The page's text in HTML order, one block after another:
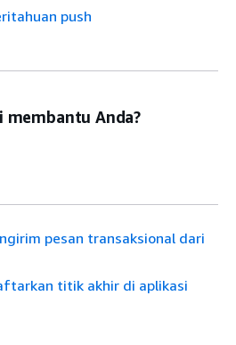
push
membantu Anda?
pesan transaksional dari
titik akhir di aplikasi